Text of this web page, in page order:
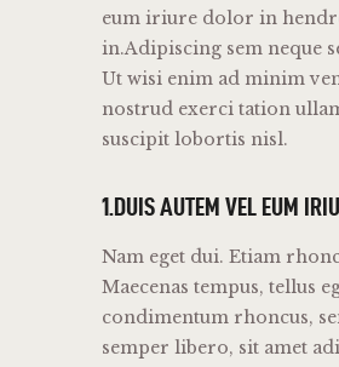
eum iriure dolor in
in.Adipiscing sem neque
Ut wisi enim ad minim
nostrud exerci tation
suscipit lobortis nisl.
1.DUIS AUTEM VEL EUM
Nam eget dui. Etiam
Maecenas tempus, tellus
condimentum rhoncus,
semper libero, sit amet